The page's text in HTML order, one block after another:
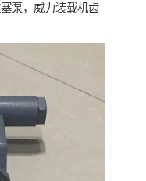
泵，威力装载机齿